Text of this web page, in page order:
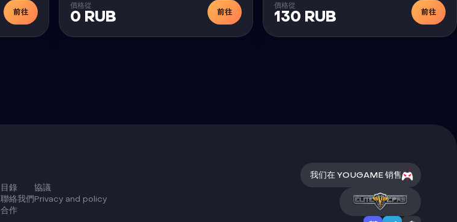
前往
價格從
0 RUB 前往
價格從
130 RUB 前往
目錄
聯絡我們
合作
協議
Privacy and policy
我们在 YOUGAME 销售